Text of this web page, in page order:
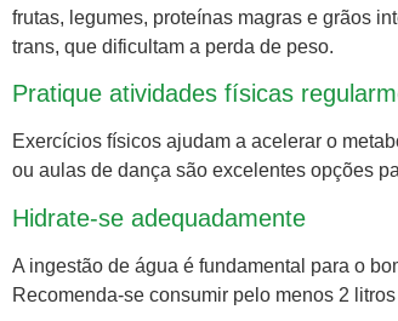
frutas, legumes, proteínas magras e grãos
trans, que dificultam a perda de peso.
Pratique atividades físicas
Exercícios físicos ajudam a acelerar o
ou aulas de dança são excelentes opções
Hidrate-se adequadamente
A ingestão de água é fundamental para o
Recomenda-se consumir pelo menos 2